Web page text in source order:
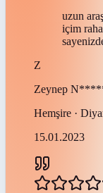
uzun
içim
Z
Zeynep
Hemşire ·
15.01.2023